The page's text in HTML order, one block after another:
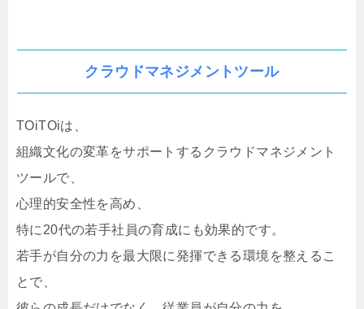
クラウドマネジメントツール
TOiTOiは、
組織文化の変革をサポートするクラウドマネジメント
ツールで、
心理的安全性を高め、
特に20代の若手社員の育成にも効果的です。
若手が自分の力を最大限に発揮できる環境を整えるこ
とで、